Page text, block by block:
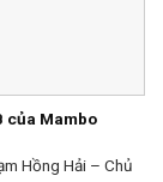
của Mambo
Hồng Hải – Chủ